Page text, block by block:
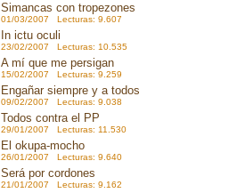
Simancas con tropezones
01/03/2007 Lecturas: 9.607
In ictu oculi
23/02/2007 Lecturas: 10.535
A mí que me persigan
15/02/2007 Lecturas: 9.259
Engañar siempre y a todos
09/02/2007 Lecturas: 9.038
Todos contra el PP
29/01/2007 Lecturas: 11.530
El okupa-mocho
26/01/2007 Lecturas: 9.640
Será por cordones
21/01/2007 Lecturas: 9.162